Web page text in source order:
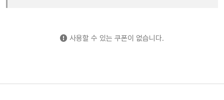
사용할 수 있는 쿠폰이 없습니다.